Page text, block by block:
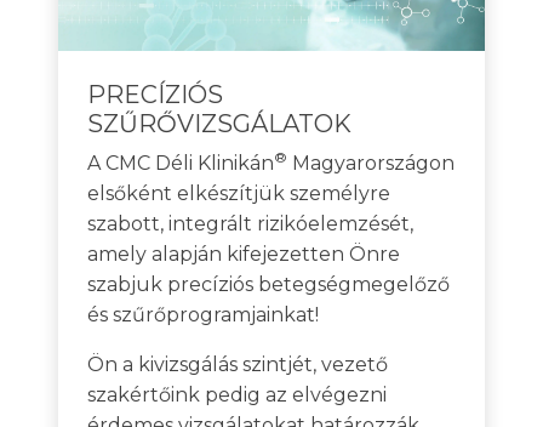
PRECÍZIÓS
SZŰRŐVIZSGÁLATOK
A CMC Déli Klinikán® Magyarországon
elsőként elkészítjük személyre
szabott, integrált rizikóelemzését,
amely alapján kifejezetten Önre
szabjuk precíziós betegségmegelőző
és szűrőprogramjainkat!
Ön a kivizsgálás szintjét, vezető
szakértőink pedig az elvégezni